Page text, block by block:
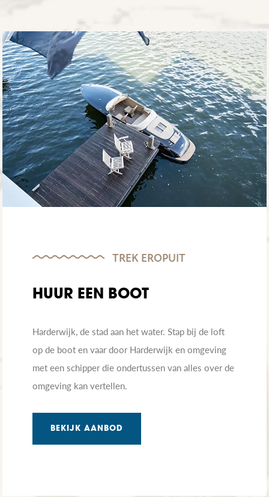
TREK EROPUIT
HUUR EEN BOOT
Harderwijk, de stad aan het water. Stap bij de loft
op de boot en vaar door Harderwijk en omgeving
met een schipper die ondertussen van alles over de
omgeving kan vertellen.
BEKIJK AANBOD